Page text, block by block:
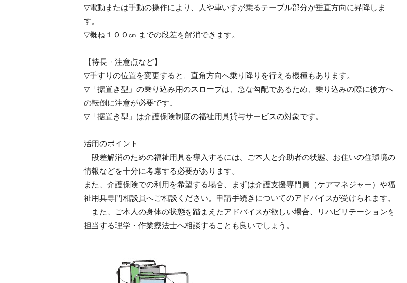
▽電動または手動の操作により、人や車いすが乗るテーブル部分が垂直方向に昇降しま
す。
▽概ね１００㎝ までの段差を解消できます。
【特長・注意点など】
▽手すりの位置を変更すると、直角方向へ乗り降りを行える機種もあります。
▽「据置き型」の乗り込み用のスロープは、急な勾配であるため、乗り込みの際に後方へ
の転倒に注意が必要です。
▽「据置き型」は介護保険制度の福祉用具貸与サービスの対象です。
活用のポイント
段差解消のための福祉用具を導入するには、ご本人と介助者の状態、お住いの住環境の
情報などを十分に考慮する必要があります。
また、介護保険での利用を希望する場合、まずは介護支援専門員（ケアマネジャー）や福
祉用具専門相談員へご相談ください。申請手続きについてのアドバイスが受けられます。
また、ご本人の身体の状態を踏まえたアドバイスが欲しい場合、リハビリテーションを
担当する理学・作業療法士へ相談することも良いでしょう。